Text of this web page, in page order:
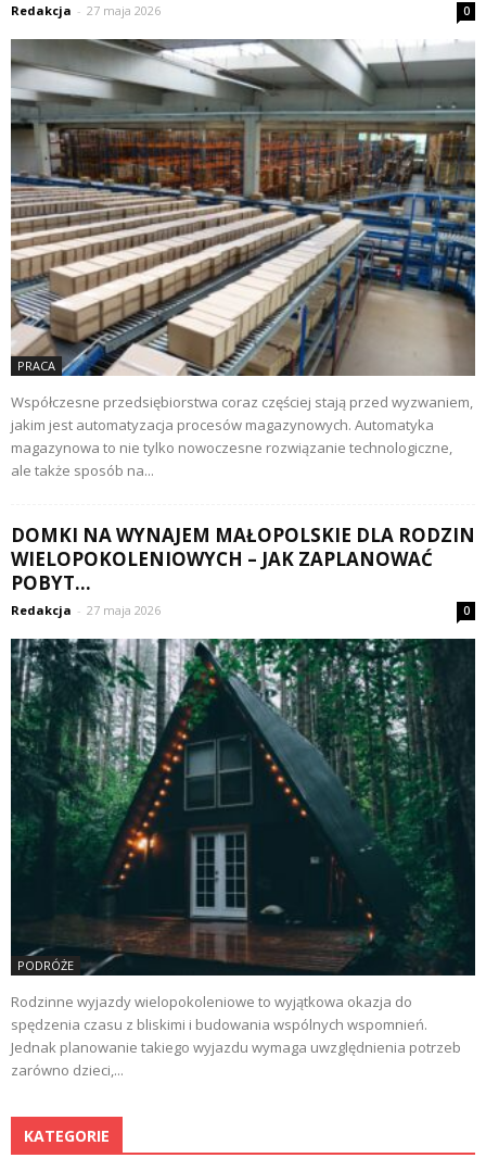
Redakcja - 27 maja 2026 0
PRACA
Współczesne przedsiębiorstwa coraz częściej stają przed wyzwaniem,
jakim jest automatyzacja procesów magazynowych. Automatyka
magazynowa to nie tylko nowoczesne rozwiązanie technologiczne,
ale także sposób na...
DOMKI NA WYNAJEM MAŁOPOLSKIE DLA RODZIN
WIELOPOKOLENIOWYCH – JAK ZAPLANOWAĆ
POBYT...
Redakcja - 27 maja 2026 0
PODRÓŻE
Rodzinne wyjazdy wielopokoleniowe to wyjątkowa okazja do
spędzenia czasu z bliskimi i budowania wspólnych wspomnień.
Jednak planowanie takiego wyjazdu wymaga uwzględnienia potrzeb
zarówno dzieci,...
KATEGORIE